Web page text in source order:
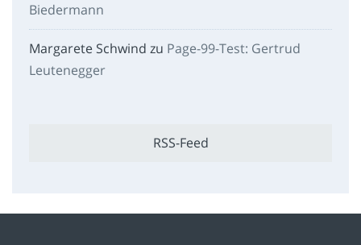
Biedermann
Margarete Schwind zu Page-99-Test: Gertrud
Leutenegger
RSS-Feed